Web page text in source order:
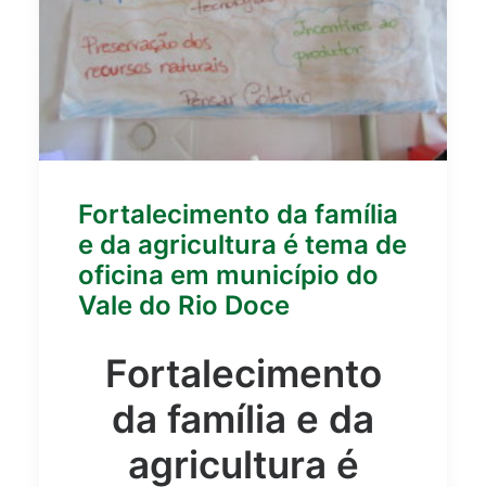
Fortalecimento da família
e da agricultura é tema de
oficina em município do
Vale do Rio Doce
Fortalecimento
da família e da
agricultura é